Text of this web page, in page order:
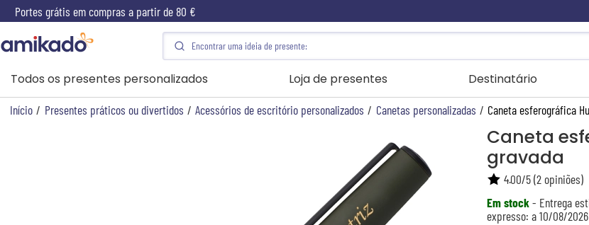
Portes grátis em compras a partir de 80 €
Todos os presentes personalizados Loja de presentes Destinatário
Início / Presentes práticos ou divertidos / Acessórios de escritório personalizados / Canetas personalizadas / Caneta esferográfica
Caneta
gravada
Em stock- Entrega
expresso: a 10/08/
4.00/5(2opiniões)